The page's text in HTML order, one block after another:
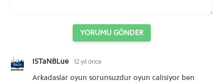
YORUMU GÖNDER
iSTaNBLue 12 yıl önce
Arkadaslar oyun sorunsuzdur oyun calisiyor ben